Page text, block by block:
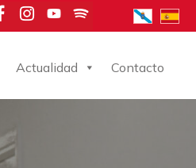
Actualidad Contacto